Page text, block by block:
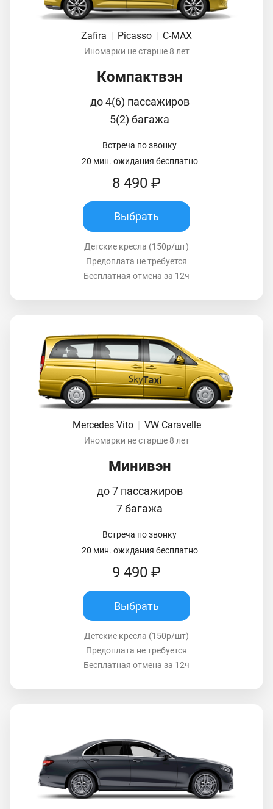
Zafira | Picasso | C-MAX
Иномарки не старше 8 лет
Компактвэн
до 4(6) пассажиров
5(2) багажа
Встреча по звонку
20 мин. ожидания бесплатно
8 490 ₽
Выбрать
Детские кресла (150р/шт)
Предоплата не требуется
Бесплатная отмена за 12ч
Mercedes Vito VW Caravelle
Иномарки не старше 8 лет
Минивэн
до 7 пассажиров
7 багажа
Встреча по звонку
20 мин. ожидания бесплатно
9 490 ₽
Выбрать
Детские кресла (150р/шт)
Предоплата не требуется
Бесплатная отмена за 12ч